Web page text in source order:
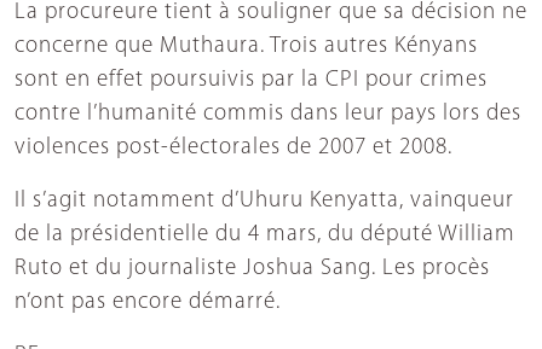
La procureure tient à souligner que sa décision ne
concerne que Muthaura. Trois autres Kényans
sont en effet poursuivis par la CPI pour crimes
contre l’humanité commis dans leur pays lors des
violences post-électorales de 2007 et 2008.
Il s’agit notamment d’Uhuru Kenyatta, vainqueur
de la présidentielle du 4 mars, du député William
Ruto et du journaliste Joshua Sang. Les procès
n’ont pas encore démarré.